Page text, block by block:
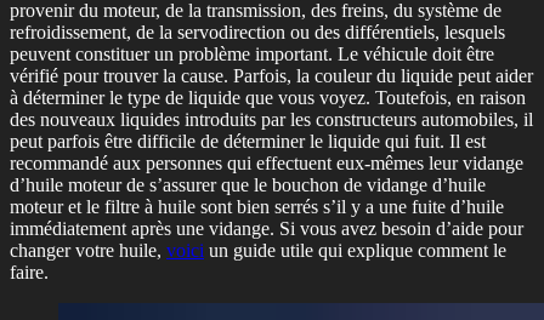
provenir du moteur, de la transmission, des freins, du système de
refroidissement, de la servodirection ou des différentiels, lesquels
peuvent constituer un problème important. Le véhicule doit être
vérifié pour trouver la cause. Parfois, la couleur du liquide peut aider
à déterminer le type de liquide que vous voyez. Toutefois, en raison
des nouveaux liquides introduits par les constructeurs automobiles, il
peut parfois être difficile de déterminer le liquide qui fuit. Il est
recommandé aux personnes qui effectuent eux-mêmes leur vidange
d’huile moteur de s’assurer que le bouchon de vidange d’huile
moteur et le filtre à huile sont bien serrés s’il y a une fuite d’huile
immédiatement après une vidange. Si vous avez besoin d’aide pour
changer votre huile, voici un guide utile qui explique comment le
faire.